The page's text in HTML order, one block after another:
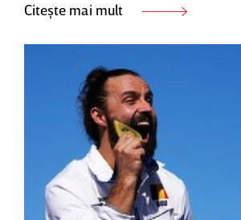
Citește mai mult